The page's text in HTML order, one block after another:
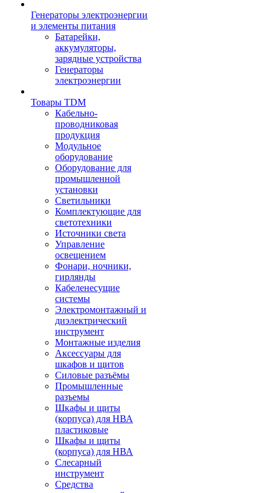
Генераторы электроэнергии
и элементы питания
Батарейки,
аккумуляторы,
зарядные устройства
Генераторы
электроэнергии
Товары TDM
Кабельно-
проводниковая
продукция
Модульное
оборудование
Оборудование для
промышленной
установки
Светильники
Комплектующие для
светотехники
Источники света
Управление
освещением
Фонари, ночники,
гирлянды
Кабеленесущие
системы
Электромонтажный и
диэлектрический
инструмент
Монтажные изделия
Аксессуары для
шкафов и щитов
Силовые разъёмы
Промышленные
разъемы
Шкафы и щиты
(корпуса) для НВА
пластиковые
Шкафы и щиты
(корпуса) для НВА
Слесарный
инструмент
Средства